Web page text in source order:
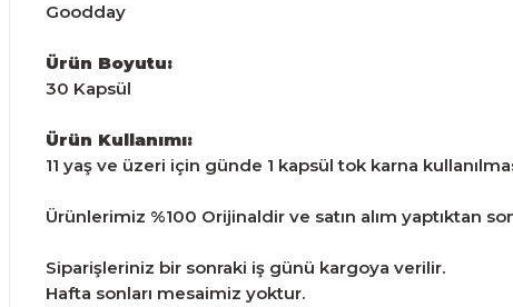
Goodday
Ürün Boyutu:
30 Kapsül
Ürün Kullanımı:
11 yaş ve üzeri için günde 1 kapsül tok karna
Ürünlerimiz %100 Orijinaldir ve satın alım yaptıktan
Siparişleriniz bir sonraki iş günü kargoya verilir.
Hafta sonları mesaimiz yoktur.